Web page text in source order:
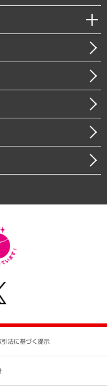
・防災（政策）
ィ
いて
引法に基づく提示